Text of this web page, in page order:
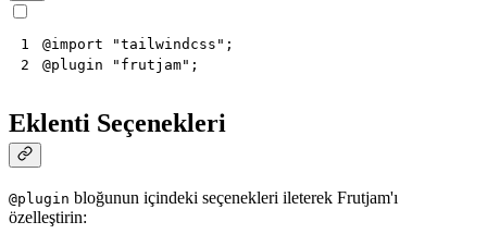
1
2
@import "tailwindcss" ;
@plugin "frutjam" ;
Eklenti Seçenekleri
@plugin bloğunun içindeki seçenekleri ileterek Frutjam'ı
özelleştirin: